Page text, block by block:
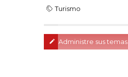
Turismo
Administre sus temas